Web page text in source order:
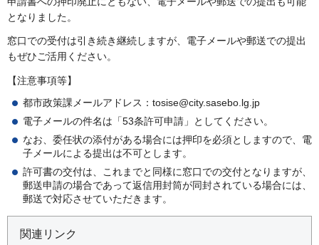
となりました。
窓口での受付は引き続き継続しますが、電子メールや郵送での提出
もぜひご活用ください。
【注意事項等】
都市政策課メールアドレス：tosise@city.sasebo.lg.jp
電子メールの件名は「53条許可申請」としてください。
なお、委任状の添付がある場合には押印を必須としますので、電
子メールによる提出は不可とします。
許可書の交付は、これまでと同様に窓口での交付となりますが、
郵送申請の場合であって返信用封筒が同封されている場合には、
郵送で対応させていただきます。
関連リンク